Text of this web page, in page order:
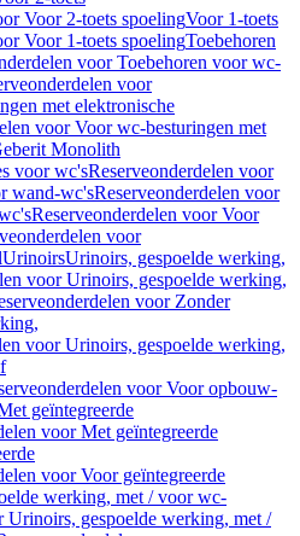
Voor 2-toets spoelingVoor 1-toets
Voor 1-toets spoelingToebehoren
voor Toebehoren voor wc-
voor
met elektronische
voor Voor wc-besturingen met
Monolith
voor wc'sReserveonderdelen voor
wand-wc'sReserveonderdelen voor
Reserveonderdelen voor Voor
voor
UrinoirsUrinoirs, gespoelde werking,
voor Urinoirs, gespoelde werking,
voor Zonder
voor Urinoirs, gespoelde werking,
voor Voor opbouw-
geïntegreerde
voor Met geïntegreerde
voor Voor geïntegreerde
werking, met / voor wc-
Urinoirs, gespoelde werking, met /